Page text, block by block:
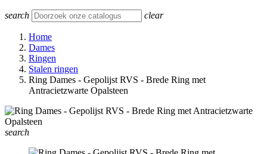
search clear
Home
Dames
Ringen
Stalen ringen
Ring Dames - Gepolijst RVS - Brede Ring met
Antracietzwarte Opalsteen
search